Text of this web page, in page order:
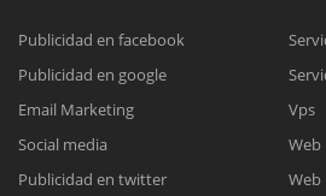
Reunión
Nuestros ejecutivos le enviarán un
Cotización
Chat
Publicidad en facebook
Publicidad en google
Email Marketing
Social media
Publicidad en twitter
Vps
Web